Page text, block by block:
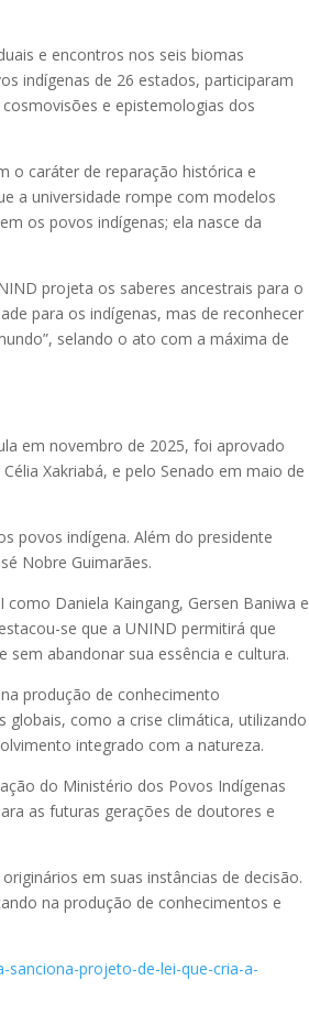
e encontros nos seis biomas
indígenas de 26 estados, participaram
e epistemologias dos
o caráter de reparação histórica e
a universidade rompe com modelos
os povos indígenas; ela nasce da
projeta os saberes ancestrais para o
para os indígenas, mas de reconhecer
selando o ato com a máxima de
em novembro de 2025, foi aprovado
Xakriabá, e pelo Senado em maio de
povos indígena. Além do presidente
Nobre Guimarães.
Daniela Kaingang, Gersen Baniwa e
se que a UNIND permitirá que
abandonar sua essência e cultura.
produção de conhecimento
como a crise climática, utilizando
integrado com a natureza.
do Ministério dos Povos Indígenas
as futuras gerações de doutores e
em suas instâncias de decisão.
na produção de conhecimentos e
projeto-de-lei-que-cria-a-